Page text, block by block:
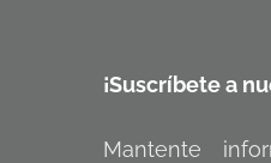
¡Suscríbete a
Mantente